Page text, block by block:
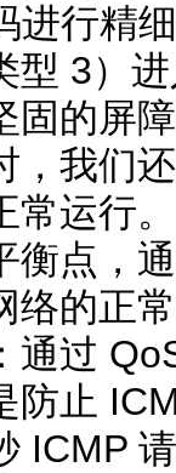
进行精
型 3）
固的屏
，我们
常运行
衡点，
络的正
：通过
防止
ICMP